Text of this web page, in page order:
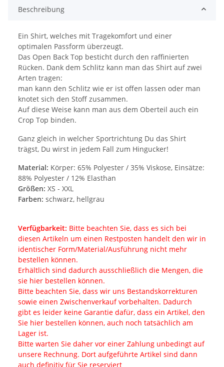
Beschreibung
Ein Shirt, welches mit Tragekomfort und einer
optimalen Passform überzeugt.
Das Open Back Top besticht durch den raffinierten
Rücken. Dank dem Schlitz kann man das Shirt auf zwei
Arten tragen:
man kann den Schlitz wie er ist offen lassen oder man
knotet sich den Stoff zusammen.
Auf diese Weise kann man aus dem Oberteil auch ein
Crop Top binden.
Ganz gleich in welcher Sportrichtung Du das Shirt
trägst, Du wirst in jedem Fall zum Hingucker!
Material: Körper: 65% Polyester / 35% Viskose, Einsätze:
88% Polyester / 12% Elasthan
Größen: XS - XXL
Farben: schwarz, hellgrau
Verfügbarkeit: Bitte beachten Sie, dass es sich bei
diesen Artikeln um einen Restposten handelt den wir in
identischer Form/Material/Ausführung nicht mehr
bestellen können.
Erhältlich sind dadurch ausschließlich die Mengen, die
sie hier bestellen können.
Bitte beachten Sie, dass wir uns Bestandskorrekturen
sowie einen Zwischenverkauf vorbehalten. Dadurch
gibt es leider keine Garantie dafür, dass ein Artikel, den
Sie hier bestellen können, auch noch tatsächlich am
Lager ist.
Bitte warten Sie daher vor einer Zahlung unbedingt auf
unsere Rechnung. Dort aufgeführte Artikel sind dann
auch definitiv für Sie reserviert